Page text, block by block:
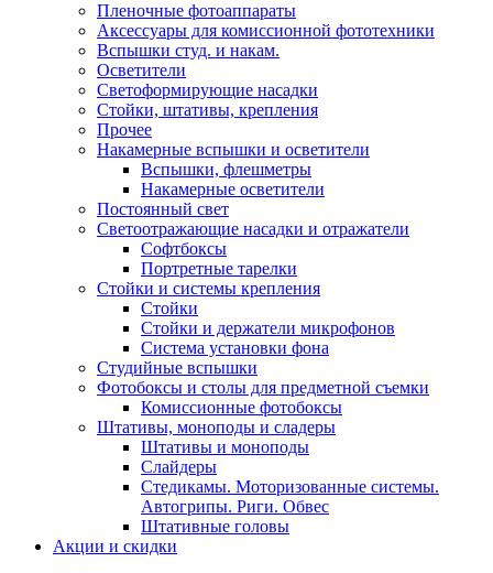
Пленочные фотоаппараты
Аксессуары для комиссионной фототехники
Вспышки студ. и накам.
Осветители
Светоформирующие насадки
Стойки, штативы, крепления
Прочее
Накамерные вспышки и осветители
Вспышки, флешметры
Накамерные осветители
Постоянный свет
Светоотражающие насадки и отражатели
Софтбоксы
Портретные тарелки
Стойки и системы крепления
Стойки
Стойки и держатели микрофонов
Система установки фона
Студийные вспышки
Фотобоксы и столы для предметной съемки
Комиссионные фотобоксы
Штативы, моноподы и сладеры
Штативы и моноподы
Слайдеры
Стедикамы. Моторизованные системы.
Автогрипы. Риги. Обвес
Штативные головы
Акции и скидки